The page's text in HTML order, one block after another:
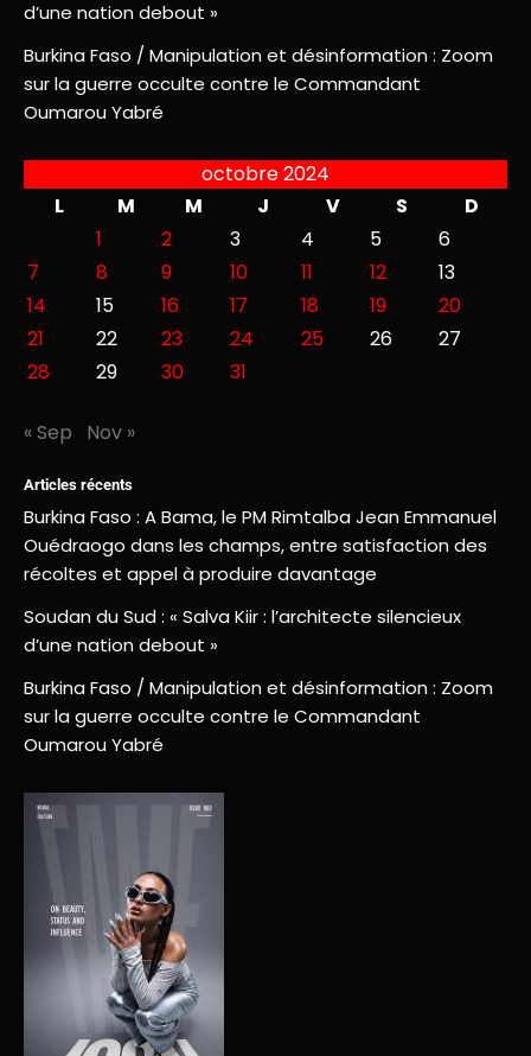
d’une nation debout »
Burkina Faso / Manipulation et désinformation : Zoom
sur la guerre occulte contre le Commandant
Oumarou Yabré
octobre 2024
L
M M J V S
D
1
2 3 4 5
6
7
8 9 10 11 12
13
14
15 16 17 18 19
20
21
22 23 24 25 26
27
28
29 30 31
« Sep Nov »
Articles récents
Burkina Faso : A Bama, le PM Rimtalba Jean Emmanuel
Ouédraogo dans les champs, entre satisfaction des
récoltes et appel à produire davantage
Soudan du Sud : « Salva Kiir : l’architecte silencieux
d’une nation debout »
Burkina Faso / Manipulation et désinformation : Zoom
sur la guerre occulte contre le Commandant
Oumarou Yabré